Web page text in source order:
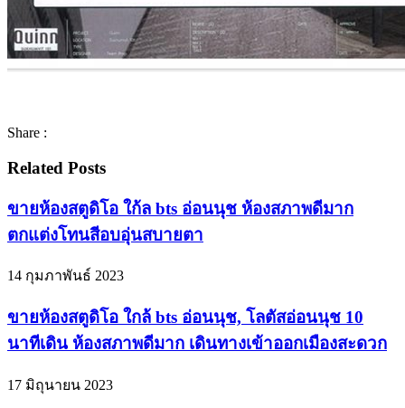
Share :
Related Posts
ขายห้องสตูดิโอ ใก้ล bts อ่อนนุช ห้องสภาพดีมาก
ตกแต่งโทนสีอบอุ่นสบายตา
14 กุมภาพันธ์ 2023
ขายห้องสตูดิโอ ใกล้ bts อ่อนนุช, โลตัสอ่อนนุช 10
นาทีเดิน ห้องสภาพดีมาก เดินทางเข้าออกเมืองสะดวก
17 มิถุนายน 2023